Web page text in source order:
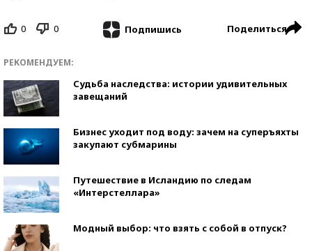
0 0 Подпишись Поделиться
РЕКОМЕНДУЕМ:
Судьба наследства: истории удивительных
завещаний
Бизнес уходит под воду: зачем на суперъяхты
закупают субмарины
Путешествие в Исландию по следам
«Интерстеллара»
Модный выбор: что взять с собой в отпуск?